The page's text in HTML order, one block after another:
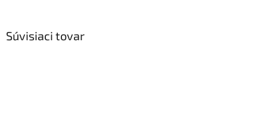
Súvisiaci tovar